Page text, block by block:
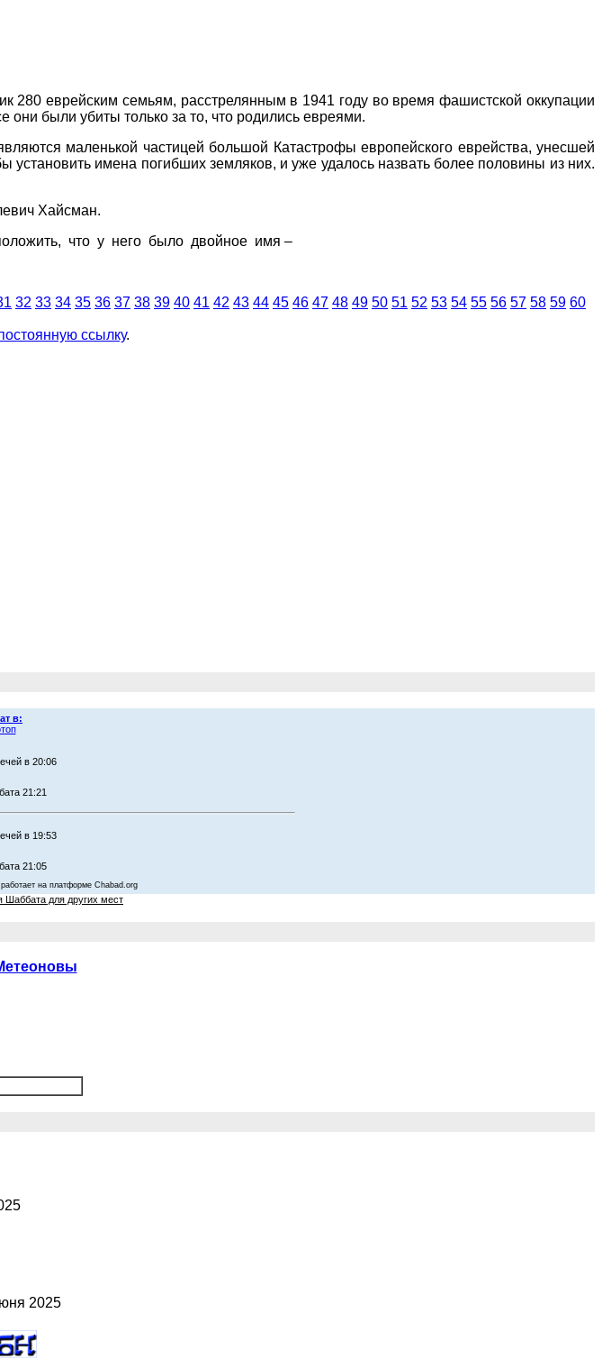
280 еврейским семьям, расстрелянным в 1941 году во время фашистской оккупации
были убиты только за то, что родились евреями.
маленькой частицей большой Катастрофы европейского еврейства, унесшей
имена погибших земляков, и уже удалось назвать более половины из них.
Хайсман.
что у него было двойное имя –
32 33 34 35 36 37 38 39 40 41 42 43 44 45 46 47 48 49 50 51 52 53 54 55 56 57 58 59 60
ссылку.
в:
в 20:06
21:21
в 19:53
21:05
на платформе Chabad.org
Шаббата для других мест
2025